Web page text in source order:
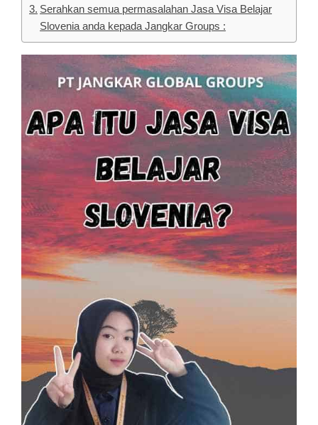
Serahkan semua permasalahan Jasa Visa Belajar
Slovenia anda kepada Jangkar Groups :